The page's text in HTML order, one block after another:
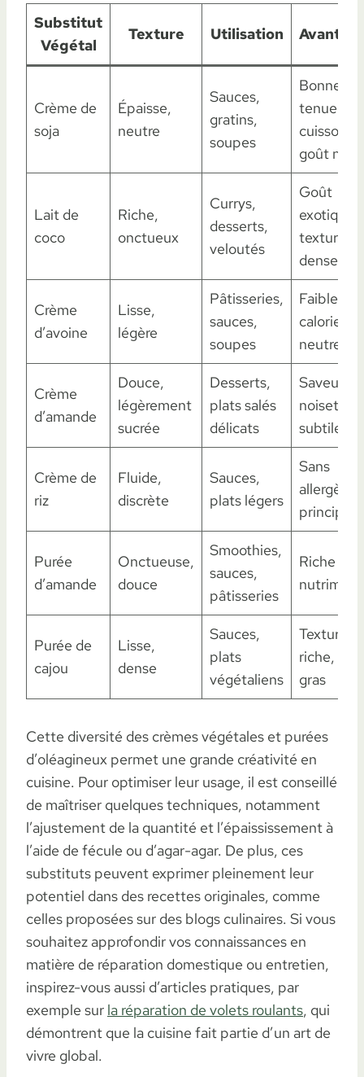
Substitut
Végétal
Texture Utilisation
Crème de
soja
Épaisse,
neutre
Sauces,
gratins,
soupes
Bonne
tenue à la
cuisson,
goût
Lait de
coco
Riche,
onctueux
Currys,
desserts,
veloutés
Goût
exotique,
texture
dense
Crème
d’avoine
Lisse,
légère
Pâtisseries,
sauces,
soupes
Faible en
calories,
neutre
Crème
d’amande
Douce,
légèrement
sucrée
Desserts,
plats salés
délicats
Saveur
noisette
subtile
Crème de
riz
Fluide,
discrète
Sauces,
plats légers
Sans
allergènes
Purée
d’amande
Onctueuse,
douce
Smoothies,
sauces,
pâtisseries
Riche en
Purée de
cajou
Lisse,
dense
Sauces,
plats
végétaliens
Texture
riche, bon
gras
Cette diversité des crèmes végétales et purées
d’oléagineux permet une grande créativité en
cuisine. Pour optimiser leur usage, il est conseillé
de maîtriser quelques techniques, notamment
l’ajustement de la quantité et l’épaississement à
l’aide de fécule ou d’agar-agar. De plus, ces
substituts peuvent exprimer pleinement leur
potentiel dans des recettes originales, comme
celles proposées sur des blogs culinaires. Si vous
souhaitez approfondir vos connaissances en
matière de réparation domestique ou entretien,
inspirez-vous aussi d’articles pratiques, par
exemple sur la réparation de volets roulants, qui
démontrent que la cuisine fait partie d’un art de
vivre global.